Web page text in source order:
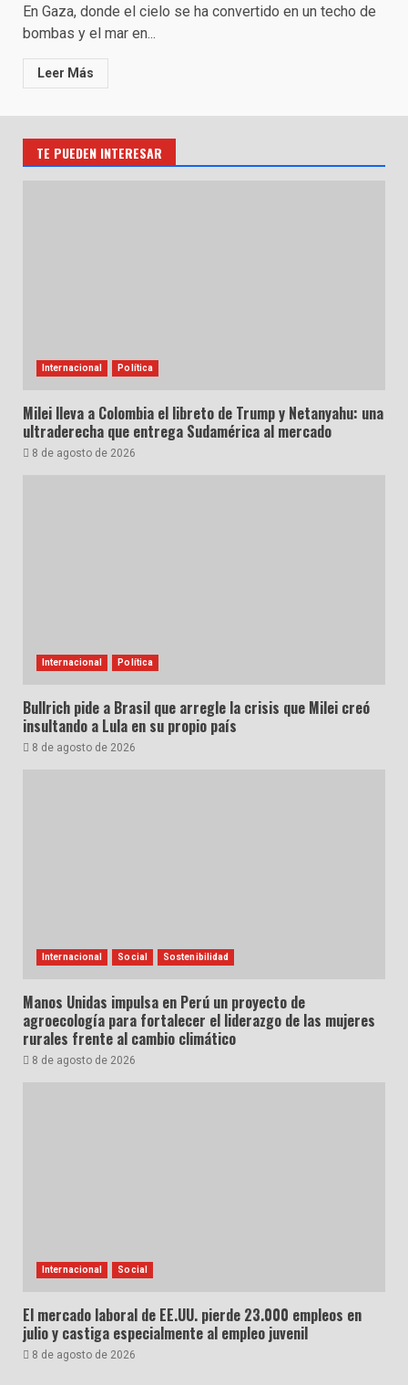
En Gaza, donde el cielo se ha convertido en un techo de
bombas y el mar en...
Leer Más
TE PUEDEN INTERESAR
Internacional Política
Milei lleva a Colombia el libreto de Trump y Netanyahu: una
ultraderecha que entrega Sudamérica al mercado
8 de agosto de 2026
Internacional Política
Bullrich pide a Brasil que arregle la crisis que Milei creó
insultando a Lula en su propio país
8 de agosto de 2026
Internacional Social Sostenibilidad
Manos Unidas impulsa en Perú un proyecto de
agroecología para fortalecer el liderazgo de las mujeres
rurales frente al cambio climático
8 de agosto de 2026
Internacional Social
El mercado laboral de EE.UU. pierde 23.000 empleos en
julio y castiga especialmente al empleo juvenil
8 de agosto de 2026